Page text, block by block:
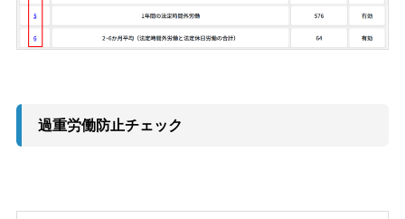
過重労働防止チェック